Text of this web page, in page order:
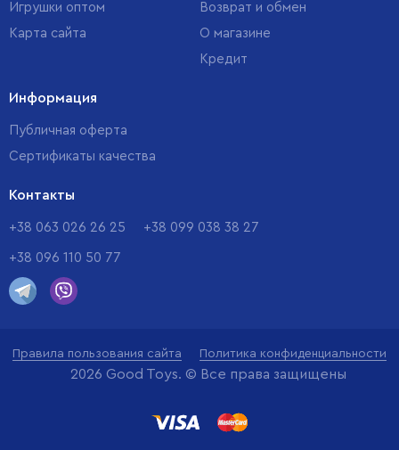
Игрушки оптом
Карта сайта
Возврат и обмен
О магазине
Кредит
Информация
Публичная оферта
Сертификаты качества
Контакты
+38 063 026 26 25 +38 099 038 38 27
+38 096 110 50 77
Правила пользования сайта Политика конфиденциальности
2026 Good Toys. © Все права защищены